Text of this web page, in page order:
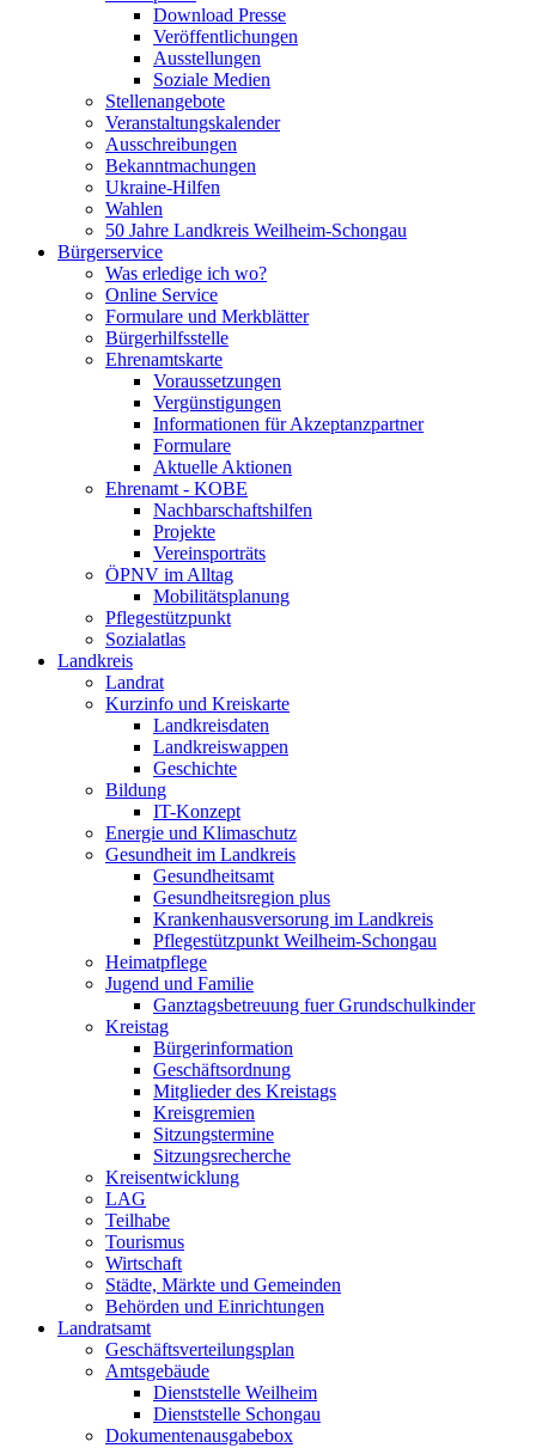
Download Presse
Veröffentlichungen
Ausstellungen
Soziale Medien
Stellenangebote
Veranstaltungskalender
Ausschreibungen
Bekanntmachungen
Ukraine-Hilfen
Wahlen
50 Jahre Landkreis Weilheim-Schongau
Bürgerservice
Was erledige ich wo?
Online Service
Formulare und Merkblätter
Bürgerhilfsstelle
Ehrenamtskarte
Voraussetzungen
Vergünstigungen
Informationen für Akzeptanzpartner
Formulare
Aktuelle Aktionen
Ehrenamt - KOBE
Nachbarschaftshilfen
Projekte
Vereinsporträts
ÖPNV im Alltag
Mobilitätsplanung
Pflegestützpunkt
Sozialatlas
Landkreis
Landrat
Kurzinfo und Kreiskarte
Landkreisdaten
Landkreiswappen
Geschichte
Bildung
IT-Konzept
Energie und Klimaschutz
Gesundheit im Landkreis
Gesundheitsamt
Gesundheitsregion plus
Krankenhausversorung im Landkreis
Pflegestützpunkt Weilheim-Schongau
Heimatpflege
Jugend und Familie
Ganztagsbetreuung fuer Grundschulkinder
Kreistag
Bürgerinformation
Geschäftsordnung
Mitglieder des Kreistags
Kreisgremien
Sitzungstermine
Sitzungsrecherche
Kreisentwicklung
LAG
Teilhabe
Tourismus
Wirtschaft
Städte, Märkte und Gemeinden
Behörden und Einrichtungen
Landratsamt
Geschäftsverteilungsplan
Amtsgebäude
Dienststelle Weilheim
Dienststelle Schongau
Dokumentenausgabebox